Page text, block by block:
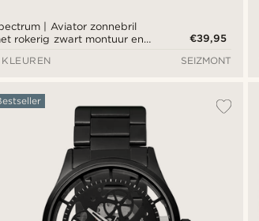
| Aviator zonnebril
rokerig zwart montuur en
€39,95
SEIZMONT